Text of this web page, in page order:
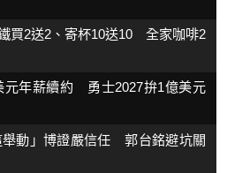
買2送2、寄杯10送10 全家咖啡2
元年薪續約 勇士2027拚1億美元
舉動」博證嚴信任 郭台銘避坑關